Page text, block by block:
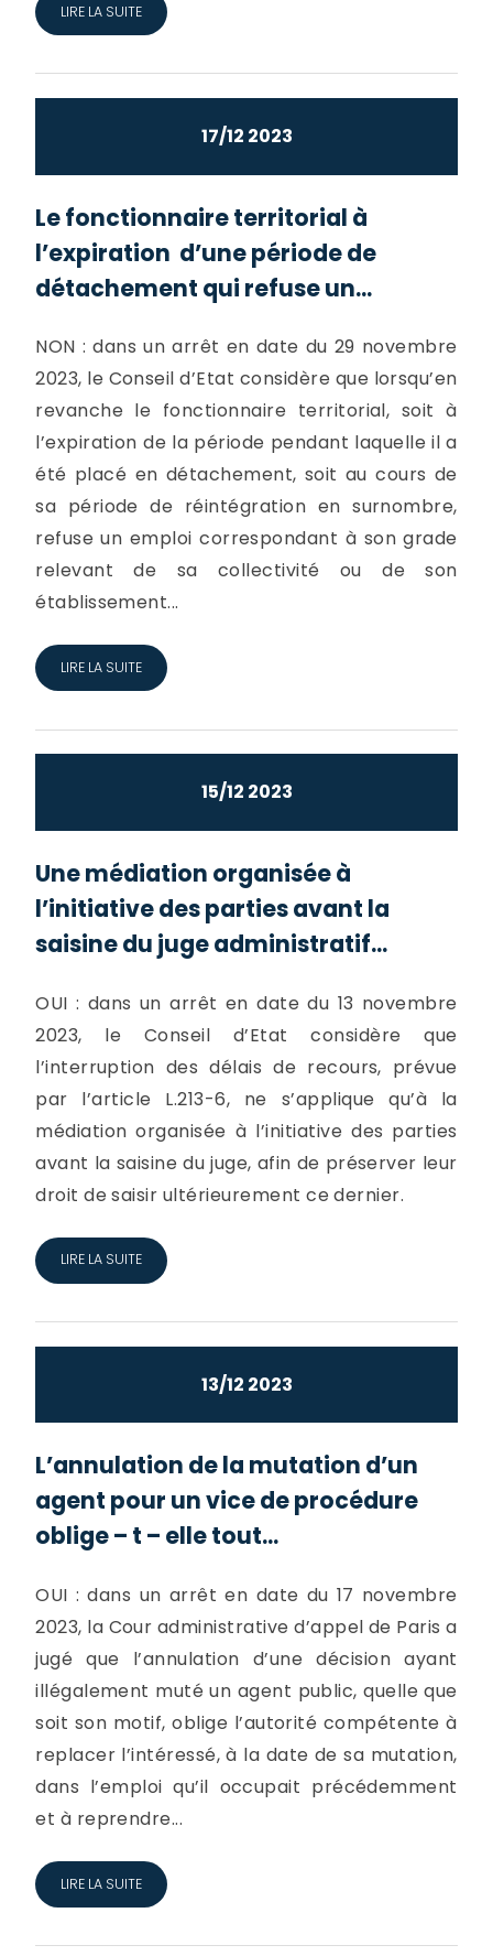
LIRE LA SUITE
17/12 2023
Le fonctionnaire territorial à
l’expiration d’une période de
détachement qui refuse un...
NON : dans un arrêt en date du 29 novembre
2023, le Conseil d’Etat considère que lorsqu’en
revanche le fonctionnaire territorial, soit à
l’expiration de la période pendant laquelle il a
été placé en détachement, soit au cours de
sa période de réintégration en surnombre,
refuse un emploi correspondant à son grade
relevant de sa collectivité ou de son
établissement...
LIRE LA SUITE
15/12 2023
Une médiation organisée à
l’initiative des parties avant la
saisine du juge administratif...
OUI : dans un arrêt en date du 13 novembre
2023, le Conseil d’Etat considère que
l’interruption des délais de recours, prévue
par l’article L.213-6, ne s’applique qu’à la
médiation organisée à l’initiative des parties
avant la saisine du juge, afin de préserver leur
droit de saisir ultérieurement ce dernier.
LIRE LA SUITE
13/12 2023
L’annulation de la mutation d’un
agent pour un vice de procédure
oblige – t – elle tout...
OUI : dans un arrêt en date du 17 novembre
2023, la Cour administrative d’appel de Paris a
jugé que l’annulation d’une décision ayant
illégalement muté un agent public, quelle que
soit son motif, oblige l’autorité compétente à
replacer l’intéressé, à la date de sa mutation,
dans l’emploi qu’il occupait précédemment
et à reprendre...
LIRE LA SUITE